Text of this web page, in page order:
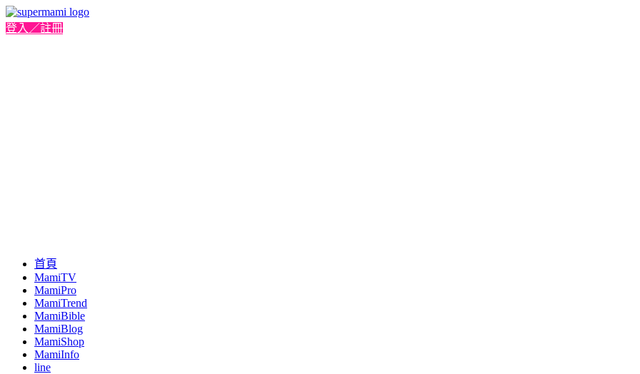
登入／註冊
首頁
MamiTV
MamiPro
MamiTrend
MamiBible
MamiBlog
MamiShop
MamiInfo
line